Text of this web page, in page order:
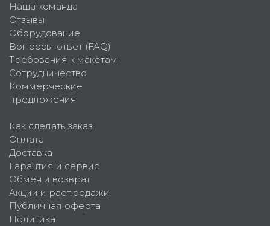
Наша команда
Отзывы
Оборудование
Вопросы-ответ (FAQ)
Требования к макетам
Сотрудничество
Коммерческие
предложения
Как сделать заказ
Оплата
Доставка
Гарантия и сервис
Обмен и возврат
Акции и распродажи
Публичная оферта
Политика